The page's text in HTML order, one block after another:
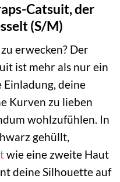
Catsuit, der
(S/M)
erwecken? Der
ist mehr als nur ein
Einladung, deine
Kurven zu lieben
wohlzufühlen. In
gehüllt,
wie eine zweite Haut
deine Silhouette auf